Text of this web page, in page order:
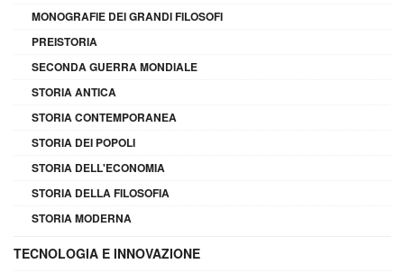
MONOGRAFIE DEI GRANDI FILOSOFI
PREISTORIA
SECONDA GUERRA MONDIALE
STORIA ANTICA
STORIA CONTEMPORANEA
STORIA DEI POPOLI
STORIA DELL'ECONOMIA
STORIA DELLA FILOSOFIA
STORIA MODERNA
TECNOLOGIA E INNOVAZIONE